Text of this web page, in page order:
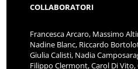
COLLABORATORI
Francesca Arcaro, Massimo
Nadine Blanc, Riccardo
Giulia Calisti, Nadia
Filippo Clermont, Carol Di Vito,